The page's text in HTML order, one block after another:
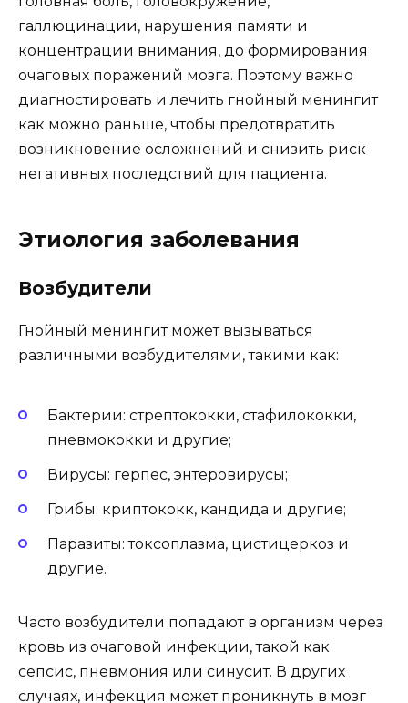
галлюцинации, нарушения памяти и
концентрации внимания, до формирования
очаговых поражений мозга. Поэтому важно
диагностировать и лечить гнойный менингит
как можно раньше, чтобы предотвратить
возникновение осложнений и снизить риск
негативных последствий для пациента.
Этиология заболевания
Возбудители
Гнойный менингит может вызываться
различными возбудителями, такими как:
Бактерии: стрептококки, стафилококки,
пневмококки и другие;
Вирусы: герпес, энтеровирусы;
Грибы: криптококк, кандида и другие;
Паразиты: токсоплазма, цистицеркоз и
другие.
Часто возбудители попадают в организм через
кровь из очаговой инфекции, такой как
сепсис, пневмония или синусит. В других
случаях, инфекция может проникнуть в мозг